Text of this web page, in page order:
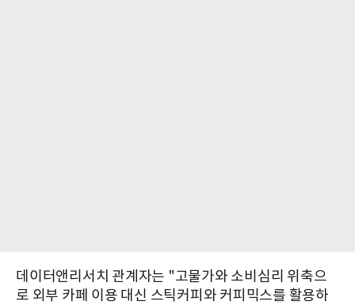
데이터앤리서치 관계자는 "고물가와 소비심리 위축으
로 외부 카페 이용 대신 스틱커피와 커피믹스를 활용하